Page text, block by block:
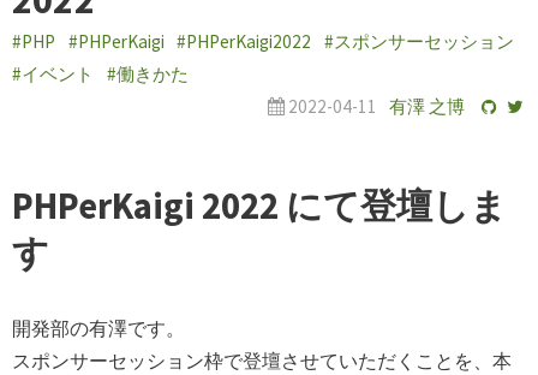
#PHP #PHPerKaigi #PHPerKaigi2022
#スポンサーセッション
#イベント
#働きかた
2022-04-11
有澤 之博
PHPerKaigi 2022 にて登壇しま
す
開発部の有澤です。
スポンサーセッション枠で登壇させていただくことを、本